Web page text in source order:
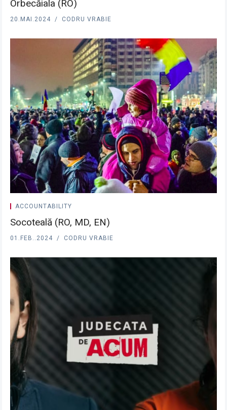
Orbecăiala (RO)
20.MAI.2024 CODRU VRABIE
ACCOUNTABILITY
Socoteală (RO, MD, EN)
01.FEB..2024 CODRU VRABIE